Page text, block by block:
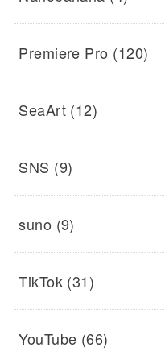
Premiere Pro (120)
SeaArt (12)
SNS (9)
suno (9)
TikTok (31)
YouTube (66)